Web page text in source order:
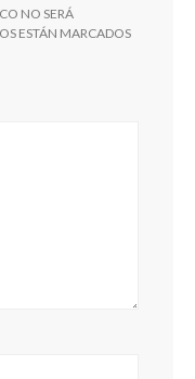
NO SERÁ
ESTÁN MARCADOS